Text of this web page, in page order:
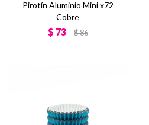
Pirotín Aluminio Mini x72
Cobre
$ 73 $86